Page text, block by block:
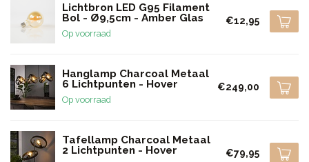
Lichtbron LED G95 Filament
Bol - Ø9,5cm - Amber Glas
Op voorraad
€12,95
Hanglamp Charcoal Metaal
6 Lichtpunten - Hover
Op voorraad
€249,00
Tafellamp Charcoal Metaal
2 Lichtpunten - Hover
€79,95